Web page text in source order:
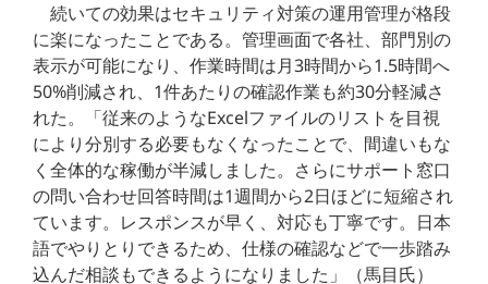
続いての効果はセキュリティ対策の運用管理が格段
に楽になったことである。管理画面で各社、部門別の
表示が可能になり、作業時間は月3時間から1.5時間へ
50%削減され、1件あたりの確認作業も約30分軽減さ
れた。「従来のようなExcelファイルのリストを目視
により分別する必要もなくなったことで、間違いもな
く全体的な稼働が半減しました。さらにサポート窓口
の問い合わせ回答時間は1週間から2日ほどに短縮され
ています。レスポンスが早く、対応も丁寧です。日本
語でやりとりできるため、仕様の確認などで一歩踏み
込んだ相談もできるようになりました」（馬目氏）